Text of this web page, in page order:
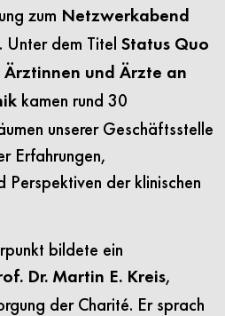
zum Netzwerkabend
. Unter dem Titel Status Quo
und Ärzte an
kamen rund 30
unserer Geschäftsstelle
Erfahrungen,
Perspektiven der klinischen
bildete ein
Dr. Martin E. Kreis,
der Charité. Er sprach